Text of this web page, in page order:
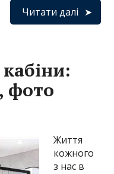
Читати далі
фото
Життя
кожного
з нас в